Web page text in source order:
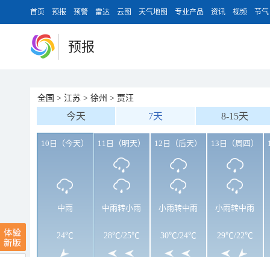
首页 预报 预警 雷达 云图 天气地图 专业产品 资讯 视频 节气
预报
全国 > 江苏 > 徐州 > 贾汪
今天 7天 8-15天
10日（今天）
中雨
24℃
11日（明天）
中雨转小雨
28℃/25℃
12日（后天）
小雨转中雨
30℃/24℃
13日（周四）
小雨转中雨
29℃/22℃